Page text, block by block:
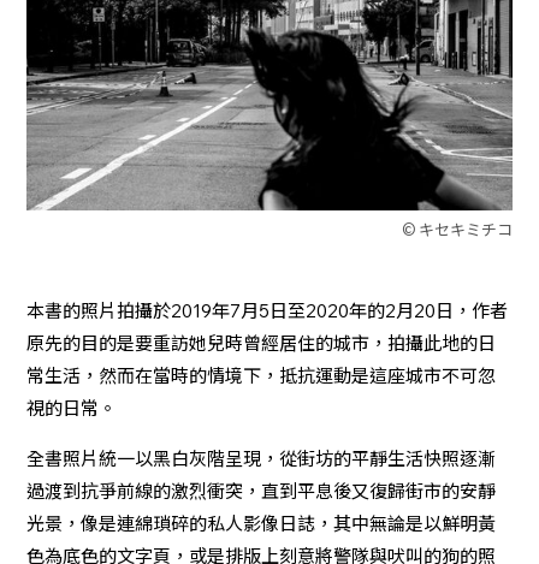
© キセキミチコ
本書的照片拍攝於2019年7月5日至2020年的2月20日，作者
原先的目的是要重訪她兒時曾經居住的城市，拍攝此地的日
常生活，然而在當時的情境下，抵抗運動是這座城市不可忽
視的日常。
全書照片統一以黑白灰階呈現，從街坊的平靜生活快照逐漸
過渡到抗爭前線的激烈衝突，直到平息後又復歸街市的安靜
光景，像是連綿瑣碎的私人影像日誌，其中無論是以鮮明黃
色為底色的文字頁，或是排版上刻意將警隊與吠叫的狗的照